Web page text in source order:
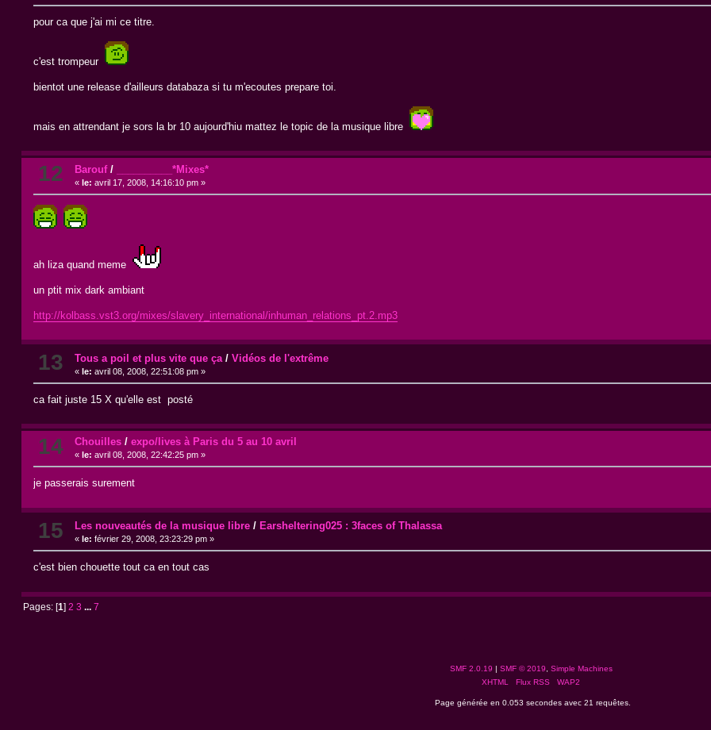
pour ca que j'ai mi ce titre.
c'est trompeur
bientot une release d'ailleurs databaza si tu m'ecoutes prepare toi.
mais en attrendant je sors la br 10 aujourd'hiu mattez le topic de la musique libre
12 Barouf/ __________*Mixes*
« le: avril 17, 2008, 14:16:10 pm »
ah liza quand meme
un ptit mix dark ambiant
http://kolbass.vst3.org/mixes/slavery_international/inhuman_relations_pt.2.mp3
13 Tous a poil et plus vite que ça/ Vidéos de l'extrême
« le: avril 08, 2008, 22:51:08 pm »
ca fait juste 15 X qu'elle est posté
14 Chouilles/ expo/lives à Paris du 5 au 10 avril
« le: avril 08, 2008, 22:42:25 pm »
je passerais surement
15 Les nouveautés de la musique libre/ Earsheltering025 : 3faces of Thalassa
« le: février 29, 2008, 23:23:29 pm »
c'est bien chouette tout ca en tout cas
Pages: [1]2 3 ...7
SMF 2.0.19 | SMF © 2019
Simple Machines
XHTML
Flux RSS WAP2
Page générée en 0.053 secondes avec 21 requêtes.